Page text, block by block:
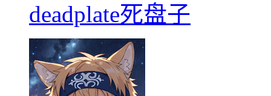
deadplate死盘子